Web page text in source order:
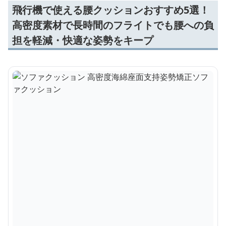
飛行機で使える腰クッションおすすめ5選！
高密度素材で長時間のフライトでも腰への負
担を軽減・快適な姿勢をキープ